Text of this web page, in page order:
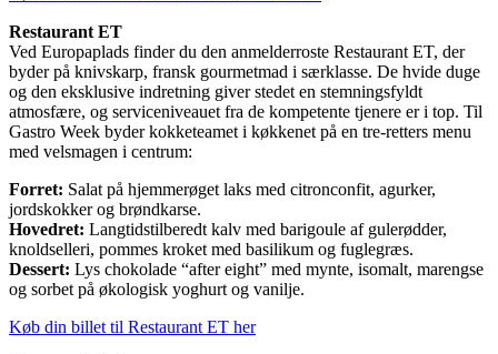
Restaurant ET
Ved Europaplads finder du den anmelderroste Restaurant ET, der
byder på knivskarp, fransk gourmetmad i særklasse. De hvide duge
og den eksklusive indretning giver stedet en stemningsfyldt
atmosfære, og serviceniveauet fra de kompetente tjenere er i top. Til
Gastro Week byder kokketeamet i køkkenet på en tre-retters menu
med velsmagen i centrum:
Forret: Salat på hjemmerøget laks med citronconfit, agurker,
jordskokker og brøndkarse.
Hovedret: Langtidstilberedt kalv med barigoule af gulerødder,
knoldselleri, pommes kroket med basilikum og fuglegræs.
Dessert: Lys chokolade “after eight” med mynte, isomalt, marengse
og sorbet på økologisk yoghurt og vanilje.
Køb din billet til Restaurant ET her